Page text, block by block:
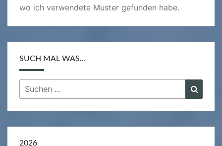
wo ich verwendete Muster gefunden habe.
SUCH MAL WAS…
Suchen
nach:
2026